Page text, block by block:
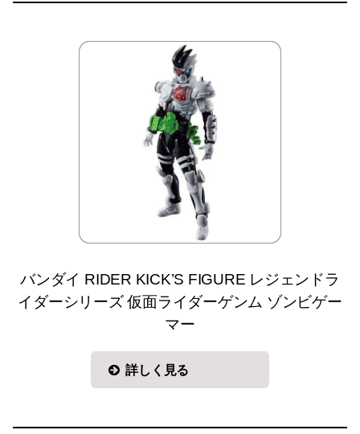
バンダイ RIDER KICK’S FIGURE レジェンドラ
イダーシリーズ 仮面ライダーゲンム ゾンビゲー
マー
詳しく見る